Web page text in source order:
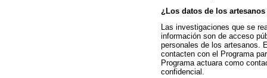
¿Los datos de los
Las investigaciones que se
información son de acceso
personales de los artesanos.
contacten con el Programa
Programa actuara como
confidencial.